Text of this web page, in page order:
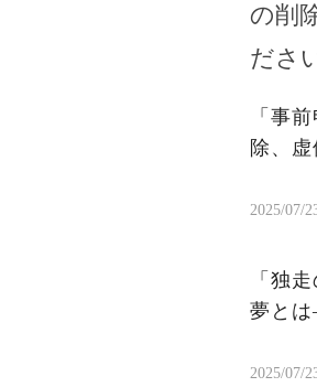
の削
ださ
「事
除、
2025/07/
「独
夢と
2025/07/